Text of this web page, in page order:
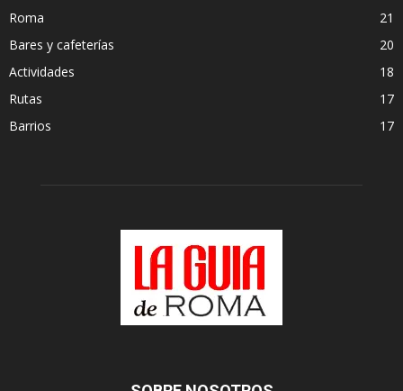
Roma
21
Bares y cafeterías
20
Actividades
18
Rutas
17
Barrios
17